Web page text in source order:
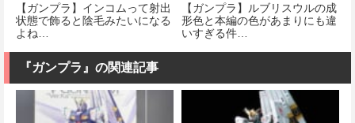
【ガンプラ】インコムって射出
状態で飾ると陰毛みたいになる
よね…
【ガンプラ】ルブリスウルの成
形色と本編の色があまりにも違
いすぎる件…
『ガンプラ』の関連記事